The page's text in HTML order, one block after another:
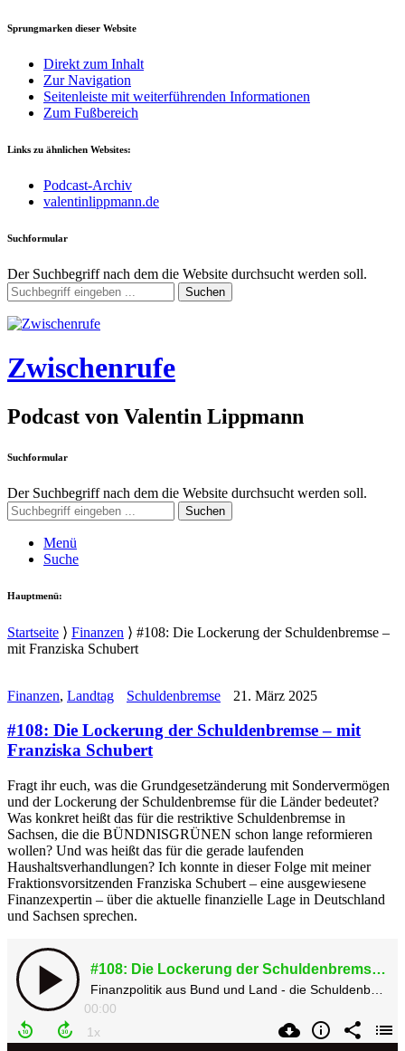
Sprungmarken dieser Website
Direkt zum Inhalt
Zur Navigation
Seitenleiste mit weiterführenden Informationen
Zum Fußbereich
Links zu ähnlichen Websites:
Podcast-Archiv
valentinlippmann.de
Suchformular
Der Suchbegriff nach dem die Website durchsucht werden soll.
Suchen
Zwischenrufe
Podcast von Valentin Lippmann
Suchformular
Der Suchbegriff nach dem die Website durchsucht werden soll.
Suchen
Menü
Suche
Hauptmenü:
Startseite ⟩ Finanzen ⟩ #108: Die Lockerung der Schuldenbremse –
mit Franziska Schubert
Finanzen, Landtag Schuldenbremse 21. März 2025
#108: Die Lockerung der Schuldenbremse – mit
Franziska Schubert
Fragt ihr euch, was die Grundgesetzänderung mit Sondervermögen
und der Lockerung der Schuldenbremse für die Länder bedeutet?
Was konkret heißt das für die restriktive Schuldenbremse in
Sachsen, die die BÜNDNISGRÜNEN schon lange reformieren
wollen? Und was heißt das für die gerade laufenden
Haushaltsverhandlungen? Ich konnte in dieser Folge mit meiner
Fraktionsvorsitzenden Franziska Schubert – eine ausgewiesene
Finanzexpertin – über die aktuelle finanzielle Lage in Deutschland
und Sachsen sprechen.